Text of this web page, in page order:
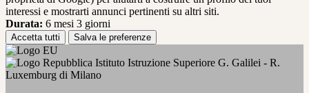
interessi e mostrarti annunci pertinenti su altri siti.
Durata: 6 mesi 3 giorni
Accetta tutti Salva le preferenze
Istituto Istruzione Superiore G. Galilei - R.
Luxemburg di Milano